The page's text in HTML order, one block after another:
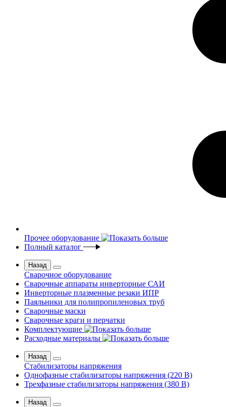
Прочее оборудование
Полный каталог
Назад
Сварочное оборудование
Сварочные аппараты инверторные САИ
Инверторные плазменные резаки ИПР
Паяльники для полипропиленовых труб
Сварочные маски
Сварочные краги и перчатки
Комплектующие
Расходные материалы
Назад
Стабилизаторы напряжения
Однофазные стабилизаторы напряжения (220 В)
Трехфазные стабилизаторы напряжения (380 В)
Назад